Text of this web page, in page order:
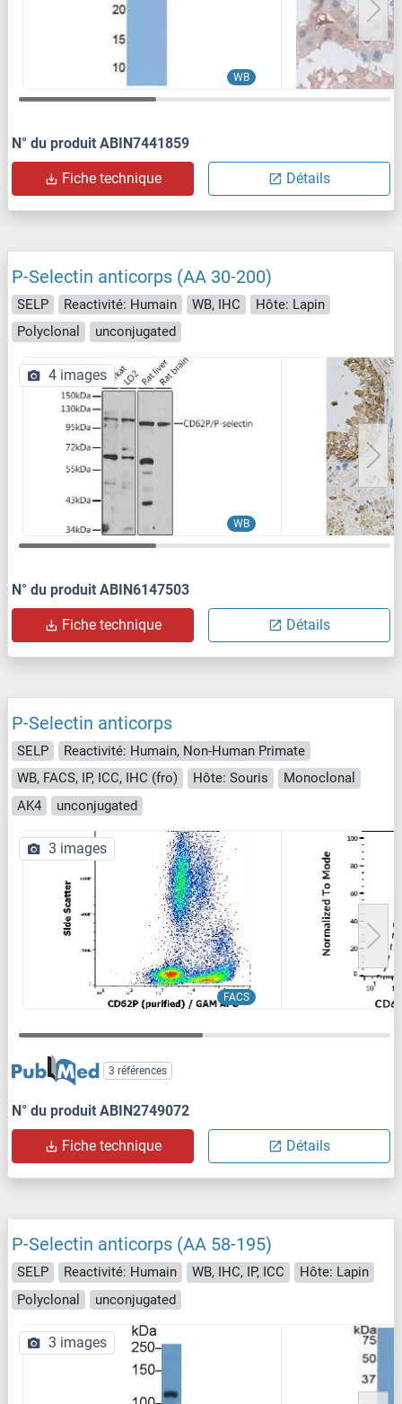
WB
N° du produit ABIN7441859
Fiche technique Détails
P-Selectin anticorps (AA 30-200)
SELP Reactivité: Humain WB, IHC
Hôte: Lapin
Polyclonal
unconjugated
WB
4 images
N° du produit ABIN6147503
Fiche technique Détails
P-Selectin anticorps
SELP
Reactivité: Humain, Non-Human Primate
WB, FACS, IP, ICC, IHC (fro)
Hôte: Souris
Monoclonal
AK4
unconjugated
FACS
3 images
3 références
N° du produit ABIN2749072
Fiche technique Détails
P-Selectin anticorps (AA 58-195)
SELP Reactivité: Humain WB, IHC, IP, ICC
Hôte: Lapin
Polyclonal
unconjugated
3 images